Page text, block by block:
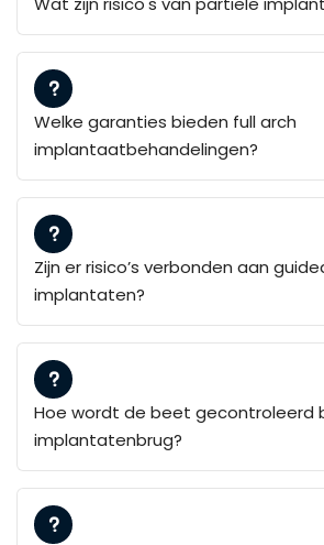
Welke garanties bieden full arch
implantaatbehandelingen?
Zijn er risico’s verbonden aan
implantaten?
Hoe wordt de beet gecontroleerd
implantatenbrug?